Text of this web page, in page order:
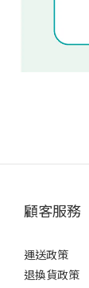
顧客服務
運送政策
退換貨政策